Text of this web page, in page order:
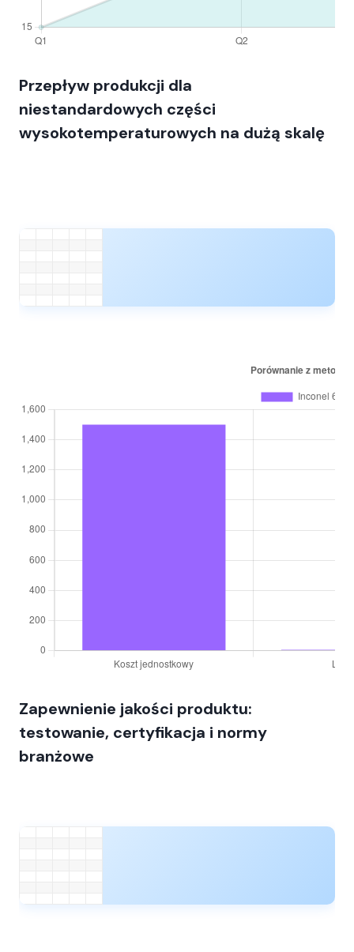
Przepływ produkcji dla
niestandardowych części
wysokotemperaturowych na dużą skalę
Zapewnienie jakości produktu:
testowanie, certyfikacja i normy
branżowe